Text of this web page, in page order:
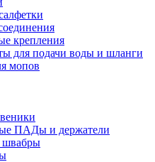
крепления
для подачи воды и шланги
мопов
ПАДы и держатели